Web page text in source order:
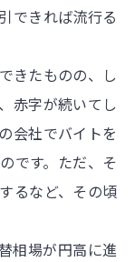
できれば流行る
きたものの、し
赤字が続いてし
会社でバイトを
です。ただ、そ
るなど、その頃
相場が円高に進